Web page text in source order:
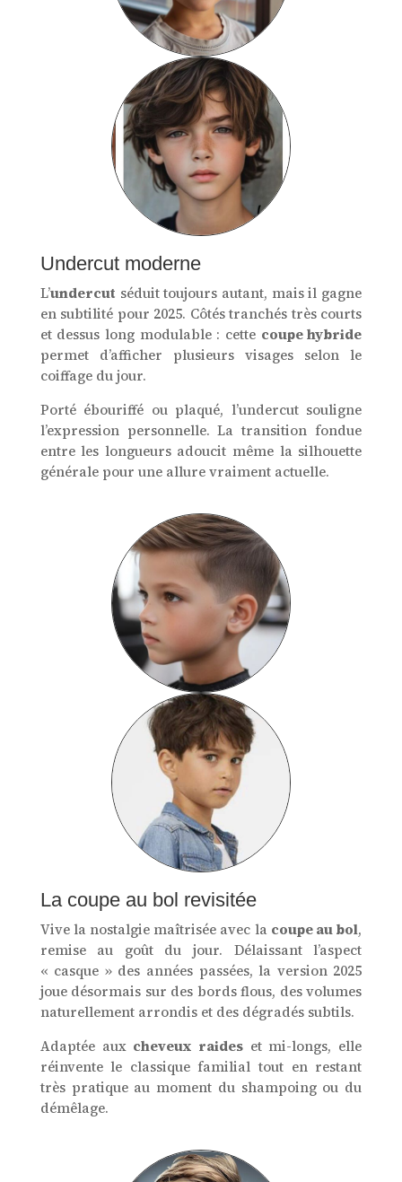
Undercut moderne
L’undercut séduit toujours autant, mais il gagne
en subtilité pour 2025. Côtés tranchés très courts
et dessus long modulable : cette coupe hybride
permet d’afficher plusieurs visages selon le
coiffage du jour.
Porté ébouriffé ou plaqué, l’undercut souligne
l’expression personnelle. La transition fondue
entre les longueurs adoucit même la silhouette
générale pour une allure vraiment actuelle.
La coupe au bol revisitée
Vive la nostalgie maîtrisée avec la coupe au bol,
remise au goût du jour. Délaissant l’aspect
« casque » des années passées, la version 2025
joue désormais sur des bords flous, des volumes
naturellement arrondis et des dégradés subtils.
Adaptée aux cheveux raides et mi-longs, elle
réinvente le classique familial tout en restant
très pratique au moment du shampoing ou du
démêlage.